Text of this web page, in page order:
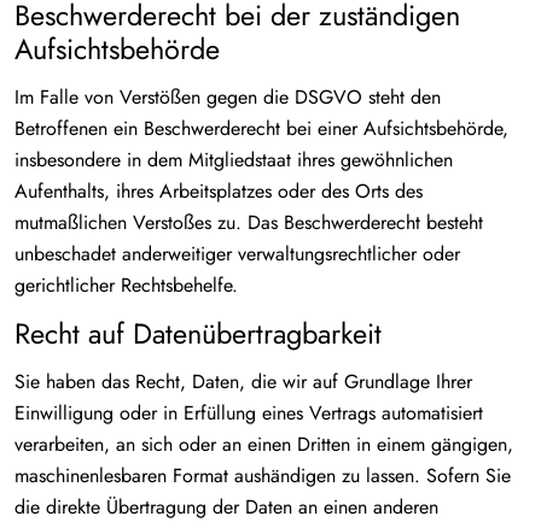
Beschwerde­recht bei der zuständigen
Aufsichts­behörde
Im Falle von Verstößen gegen die DSGVO steht den
Betroffenen ein Beschwerderecht bei einer Aufsichtsbehörde,
insbesondere in dem Mitgliedstaat ihres gewöhnlichen
Aufenthalts, ihres Arbeitsplatzes oder des Orts des
mutmaßlichen Verstoßes zu. Das Beschwerderecht besteht
unbeschadet anderweitiger verwaltungsrechtlicher oder
gerichtlicher Rechtsbehelfe.
Recht auf Daten­übertrag­barkeit
Sie haben das Recht, Daten, die wir auf Grundlage Ihrer
Einwilligung oder in Erfüllung eines Vertrags automatisiert
verarbeiten, an sich oder an einen Dritten in einem gängigen,
maschinenlesbaren Format aushändigen zu lassen. Sofern Sie
die direkte Übertragung der Daten an einen anderen